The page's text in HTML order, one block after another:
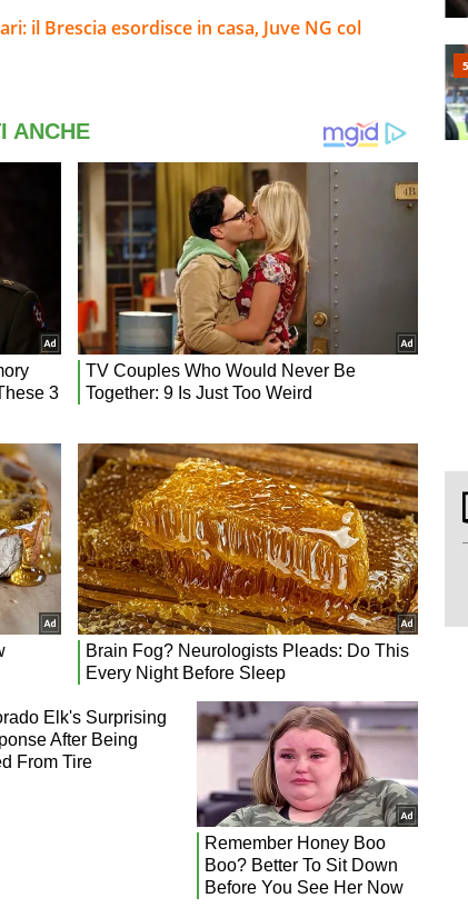
il Brescia esordisce in casa, Juve NG col